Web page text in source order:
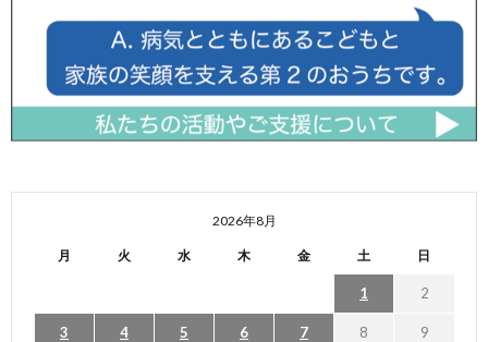
2026年8月
月 火 水 木 金 土 日
1 2
3 4 5 6 7 8 9